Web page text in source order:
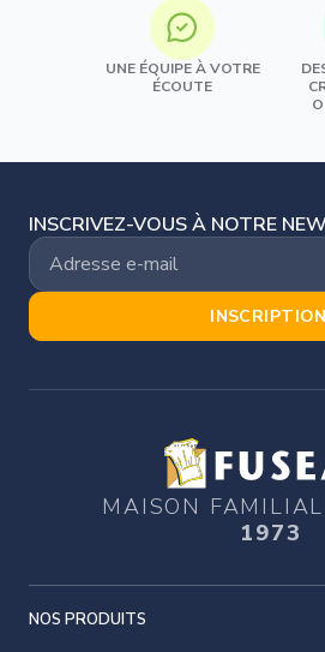
UNE ÉQUIPE À VOTRE
ÉCOUTE
INSCRIVEZ-VOUS À NOTRE
INSCRIPTION
MAISON
1973
NOS PRODUITS